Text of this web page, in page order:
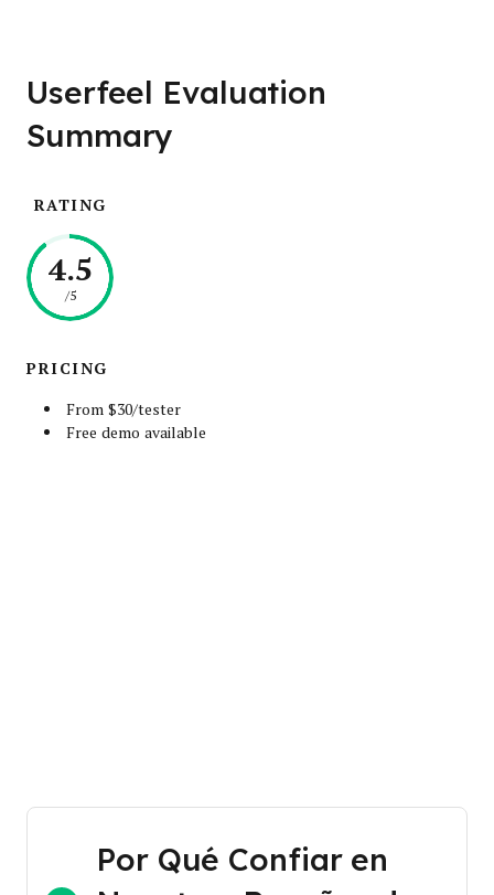
Userfeel Evaluation
Summary
RATING
4.5
/5
PRICING
From $30/tester
Free demo available
Por Qué Confiar en